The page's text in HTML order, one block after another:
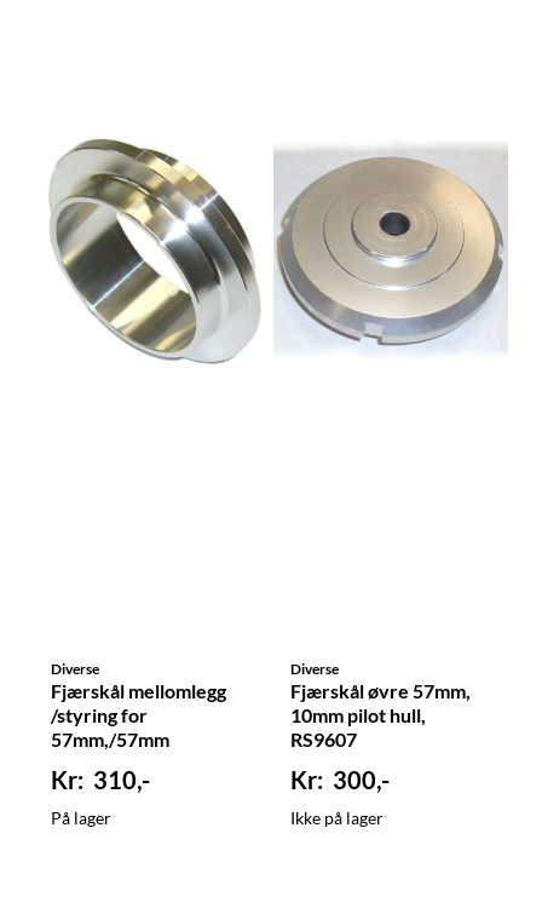
Diverse
Fjærskål mellomlegg
/styring for
57mm,/57mm
310,-
På lager
Diverse
Fjærskål øvre 57mm,
10mm pilot hull,
RS9607
300,-
Ikke på lager